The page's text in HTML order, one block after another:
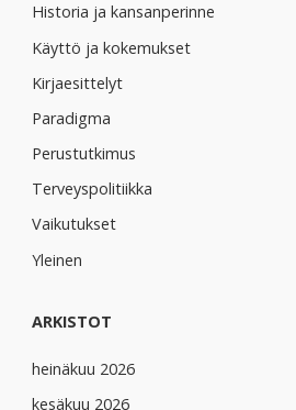
Historia ja kansanperinne
Käyttö ja kokemukset
Kirjaesittelyt
Paradigma
Perustutkimus
Terveyspolitiikka
Vaikutukset
Yleinen
ARKISTOT
heinäkuu 2026
kesäkuu 2026